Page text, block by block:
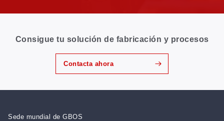
Consigue tu solución de fabricación y procesos
Contacta ahora
Sede mundial de GBOS